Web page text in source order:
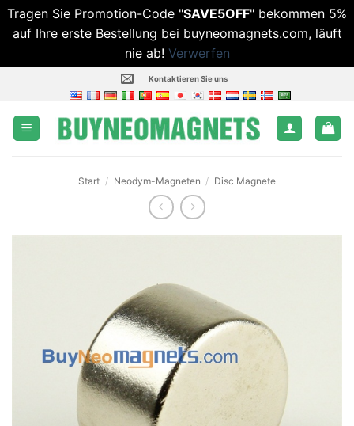
Tragen Sie Promotion-Code "SAVE5OFF" bekommen 5%
auf Ihre erste Bestellung bei buyneomagnets.com, läuft
nie ab! Verwerfen
springen
Kontaktieren Sie uns
Start / Neodym-Magneten / Disc Magnete